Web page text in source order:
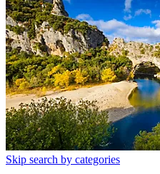
Skip search by categories